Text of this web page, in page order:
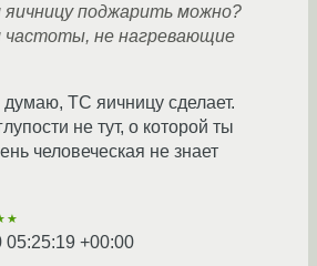
яичницу поджарить можно?
не нагревающие
думаю, ТС яичницу сделает.
не тут, о которой ты
человеческая не знает
05:25:19 +00:00